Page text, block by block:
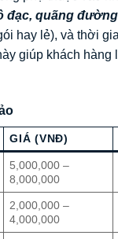
đạc, quãng
hay lẻ), và thời
giúp khách hàng
GIÁ (VNĐ)
5,000,000 –
8,000,000
2,000,000 –
4,000,000